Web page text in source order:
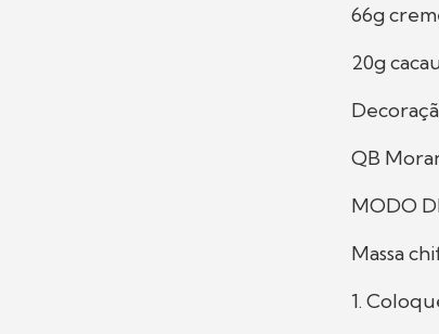
66g
20g
QB
MODO
Massa
1.